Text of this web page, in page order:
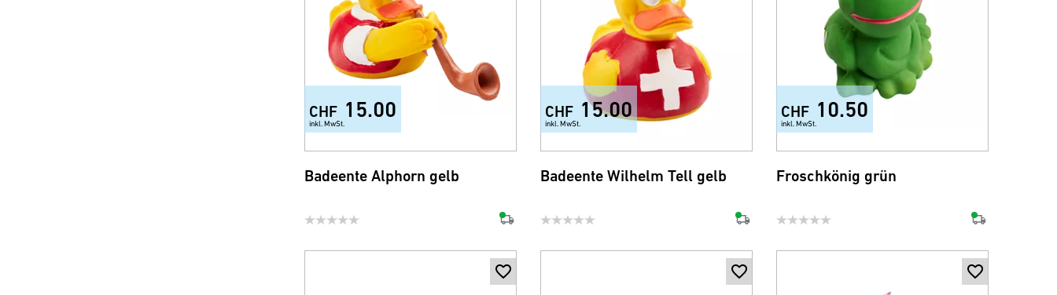
CHF 15.00
inkl. MwSt.
Badeente Alphorn gelb
CHF 15.00
inkl. MwSt.
Badeente Wilhelm Tell gelb
CHF 10.50
inkl. MwSt.
Froschkönig grün